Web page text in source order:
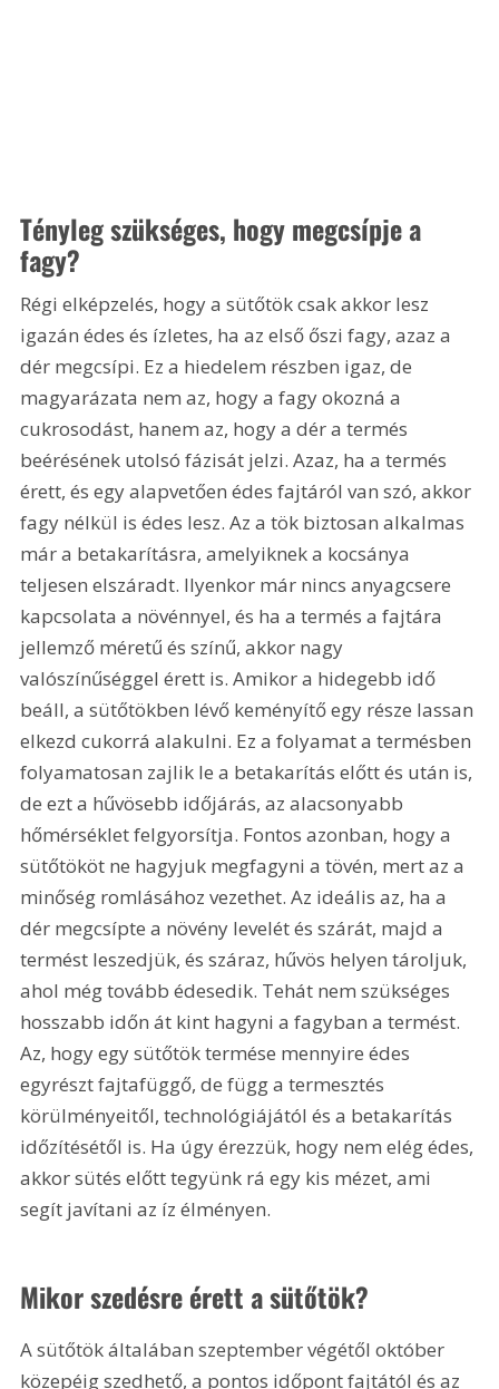
Tényleg szükséges, hogy megcsípje a
fagy?
Régi elképzelés, hogy a sütőtök csak akkor lesz
igazán édes és ízletes, ha az első őszi fagy, azaz a
dér megcsípi. Ez a hiedelem részben igaz, de
magyarázata nem az, hogy a fagy okozná a
cukrosodást, hanem az, hogy a dér a termés
beérésének utolsó fázisát jelzi. Azaz, ha a termés
érett, és egy alapvetően édes fajtáról van szó, akkor
fagy nélkül is édes lesz. Az a tök biztosan alkalmas
már a betakarításra, amelyiknek a kocsánya
teljesen elszáradt. Ilyenkor már nincs anyagcsere
kapcsolata a növénnyel, és ha a termés a fajtára
jellemző méretű és színű, akkor nagy
valószínűséggel érett is. Amikor a hidegebb idő
beáll, a sütőtökben lévő keményítő egy része lassan
elkezd cukorrá alakulni. Ez a folyamat a termésben
folyamatosan zajlik le a betakarítás előtt és után is,
de ezt a hűvösebb időjárás, az alacsonyabb
hőmérséklet felgyorsítja. Fontos azonban, hogy a
sütőtököt ne hagyjuk megfagyni a tövén, mert az a
minőség romlásához vezethet. Az ideális az, ha a
dér megcsípte a növény levelét és szárát, majd a
termést leszedjük, és száraz, hűvös helyen tároljuk,
ahol még tovább édesedik. Tehát nem szükséges
hosszabb időn át kint hagyni a fagyban a termést.
Az, hogy egy sütőtök termése mennyire édes
egyrészt fajtafüggő, de függ a termesztés
körülményeitől, technológiájától és a betakarítás
időzítésétől is. Ha úgy érezzük, hogy nem elég édes,
akkor sütés előtt tegyünk rá egy kis mézet, ami
segít javítani az íz élményen.
Mikor szedésre érett a sütőtök?
A sütőtök általában szeptember végétől október
közepéig szedhető, a pontos időpont fajtától és az